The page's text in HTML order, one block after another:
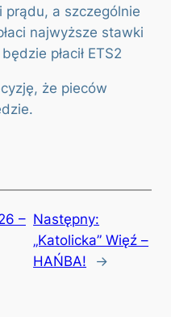
a szczególnie
najwyższe stawki
płacił ETS2
że pieców
– Następny:
„Katolicka” Więź –
HAŃBA!
→